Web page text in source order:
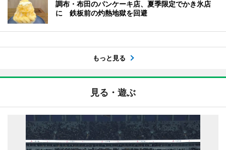
調布・布田のパンケーキ店、夏季限定でかき氷店
に 鉄板前の灼熱地獄を回避
もっと見る
見る・遊ぶ